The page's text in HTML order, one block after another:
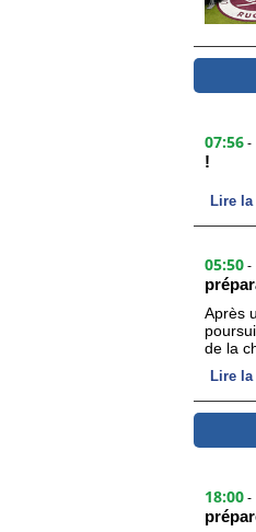
07:56 -
!
Lire
05:50 -
Après
de la
Lire
18:00 -